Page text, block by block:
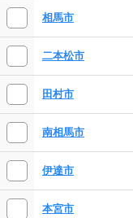
相馬市
二本松市
田村市
南相馬市
伊達市
本宮市